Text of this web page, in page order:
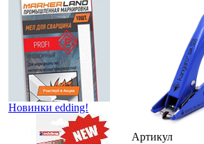
Новинки edding!
Артикул